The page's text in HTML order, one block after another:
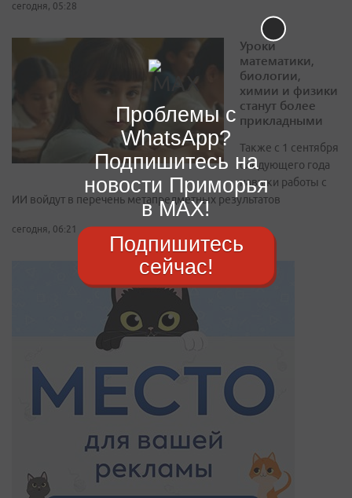
сегодня, 05:28
Уроки
математики,
биологии,
химии и физики
станут более
прикладными
Также с 1 сентября
следующего года
навыки работы с
ИИ войдут в перечень метапредметных результатов
сегодня, 06:21
Проблемы с
WhatsApp?
Подпишитесь на
новости Приморья
в MAX!
Подпишитесь
сейчас!